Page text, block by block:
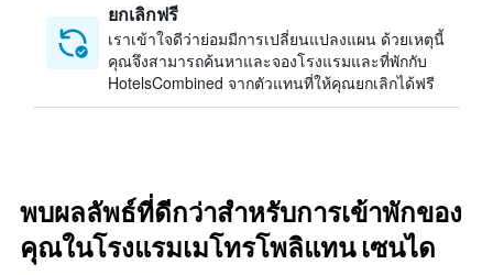
ยกเลิกฟรี
เราเข้าใจดีว่าย่อมมีการเปลี่ยนแปลงแผน ด้วยเหตุนี้
คุณจึงสามารถค้นหาและจองโรงแรมและที่พักกับ
HotelsCombined จากตัวแทนที่ให้คุณยกเลิกได้ฟรี
พบผลลัพธ์ที่ดีกว่าสำหรับการเข้าพักของ
คุณในโรงแรมเมโทรโพลิแทน เซนได